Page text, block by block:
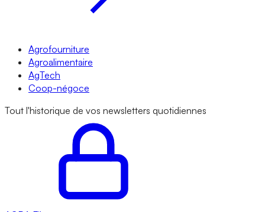
Agrofourniture
Agroalimentaire
AgTech
Coop-négoce
Tout l'historique de vos newsletters quotidiennes